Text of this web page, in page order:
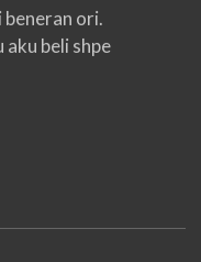
ori.
beli shpe
nama
kan bru 2 hri